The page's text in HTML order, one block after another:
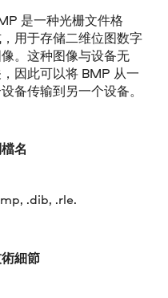
是一种光栅文件格
用于存储二维位图数字
。这种图像与设备无
因此可以将 BMP 从一
备传输到另一个设备。
名
.dib, .rle.
細節